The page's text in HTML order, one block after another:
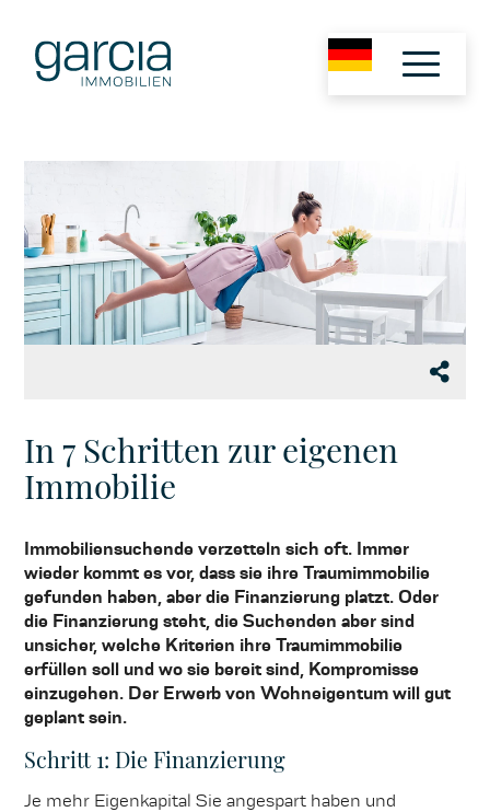
In 7 Schritten zur eigenen
Immobilie
Immobiliensuchende verzetteln sich oft. Immer
wieder kommt es vor, dass sie ihre Traumimmobilie
gefunden haben, aber die Finanzierung platzt. Oder
die Finanzierung steht, die Suchenden aber sind
unsicher, welche Kriterien ihre Traumimmobilie
erfüllen soll und wo sie bereit sind, Kompromisse
einzugehen. Der Erwerb von Wohneigentum will gut
geplant sein.
Schritt 1: Die Finanzierung
Je mehr Eigenkapital Sie angespart haben und